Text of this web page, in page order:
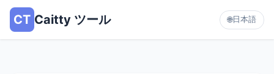
CT Caitty ツール 🌐日本語